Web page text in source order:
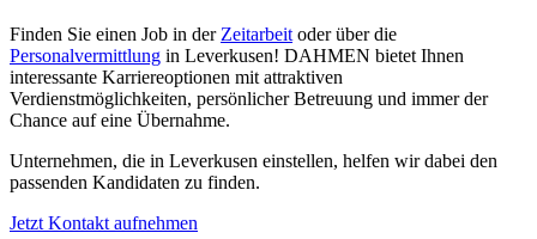
Finden Sie einen Job in der Zeitarbeit oder über die
Personalvermittlung in Leverkusen! DAHMEN bietet Ihnen
interessante Karriereoptionen mit attraktiven
Verdienstmöglichkeiten, persönlicher Betreuung und immer der
Chance auf eine Übernahme.
Unternehmen, die in Leverkusen einstellen, helfen wir dabei den
passenden Kandidaten zu finden.
Jetzt Kontakt aufnehmen